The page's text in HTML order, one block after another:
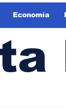
Economía